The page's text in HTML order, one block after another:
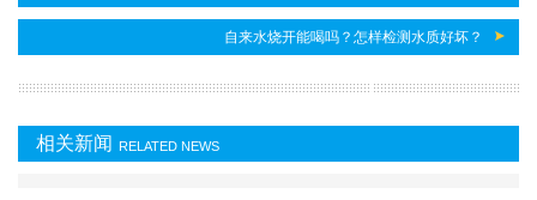
自来水烧开能喝吗？怎样检测水质好坏？
相关新闻 RELATED NEWS